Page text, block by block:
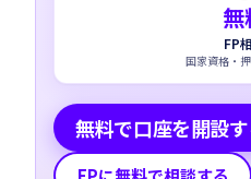
無
FP
国家資格・
無料で口座を開設